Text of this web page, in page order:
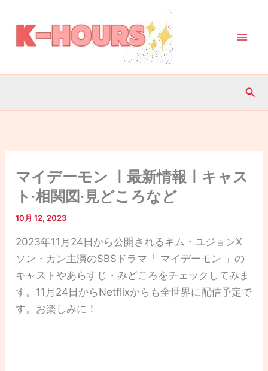
キ
プ
検
マイデーモン ㅣ最新情報ㅣキャス
ト·相関図·見どころなど
10月 12, 2023
2023年11月24日から公開されるキム・ユジョンX
ソン・カン主演のSBSドラマ「 マイデーモン 」の
キャストやあらすじ・みどころをチェックしてみま
す。11月24日からNetflixからも全世界に配信予定で
す。お楽しみに！